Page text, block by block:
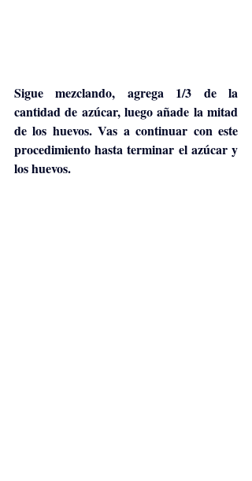
Sigue mezclando, agrega 1/3 de la
cantidad de azúcar, luego añade la mitad
de los huevos. Vas a continuar con este
procedimiento hasta terminar el azúcar y
los huevos.